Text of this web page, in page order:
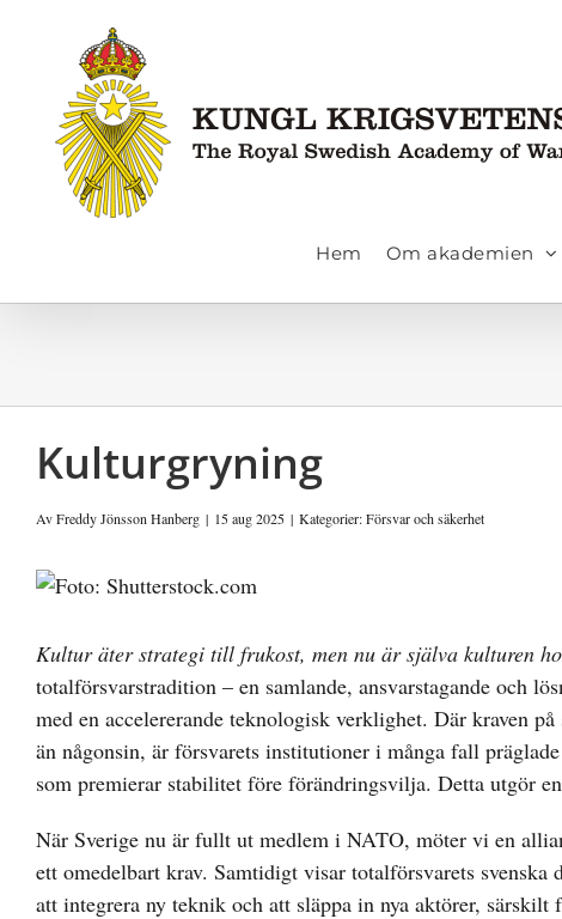
innehållet
Hem Om akademien
Kulturgryning
AvFreddy Jönsson Hanberg | 15 aug 2025 | Kategorier:Försvar och säkerhet
Visa
bild
Kultur äter strategi till frukost, men nu är själva kulturen
totalförsvarstradition – en samlande, ansvarstagande och
med en accelererande teknologisk verklighet. Där kraven
än någonsin, är försvarets institutioner i många fall
som premierar stabilitet före förändringsvilja. Detta utgör
När Sverige nu är fullt ut medlem i NATO, möter vi en
ett omedelbart krav. Samtidigt visar totalförsvarets
att integrera ny teknik och att släppa in nya aktörer,